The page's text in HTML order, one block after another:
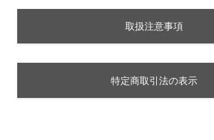
取扱注意事項
特定商取引法の表示